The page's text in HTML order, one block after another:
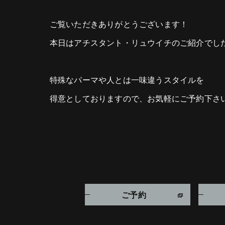
ご覧いただきありがとうございます！
本日はアチスタント・リュウイチのご紹介でし
特殊なパーマや人とは一味違うスタイルを
得意としておりますので、お気軽にご予約下さ
ご予約